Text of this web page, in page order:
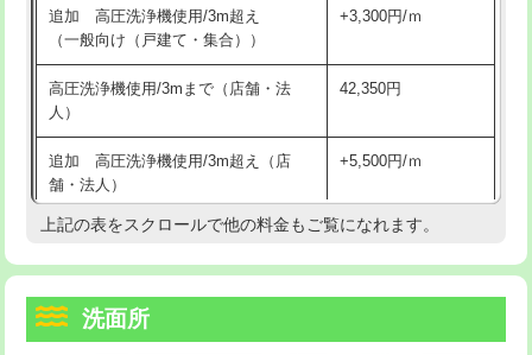
マス交換（深さ50㎝以上） 66,000円
コンクリート斫り（厚さ10㎝まで） 27,500円
コンクリート斫り（厚さ10㎝超え）
モルタル補修（厚さ10㎝まで）
モルタル補修（厚さ10㎝超え） 38,500円
洗面台設置 38,500円
追加人工
持込商品取付（混合水栓） 16,500円
給水管工事※（ホール加工)
給水管工事※（バンド止め) 3,300円
給水管工事※（支持金具設置) 5,500円
給水管工事※（保温材使用（バンド止
め込み）)
5,500円
給水管工事※（土の掘削・埋め戻し作
11,000円
追加 高圧洗浄機使用/3m超え
（一般向け（戸建て・集合））
+3,300円/ｍ
高圧洗浄機使用/3mまで（店舗・法
人）
42,350円
追加 高圧洗浄機使用/3m超え（店
舗・法人）
+5,500円/ｍ
高度高圧洗浄換 現地調査
トーラー機使用/3mまで
上記の表をスクロールで他の料金もご覧になれます。
洗面所